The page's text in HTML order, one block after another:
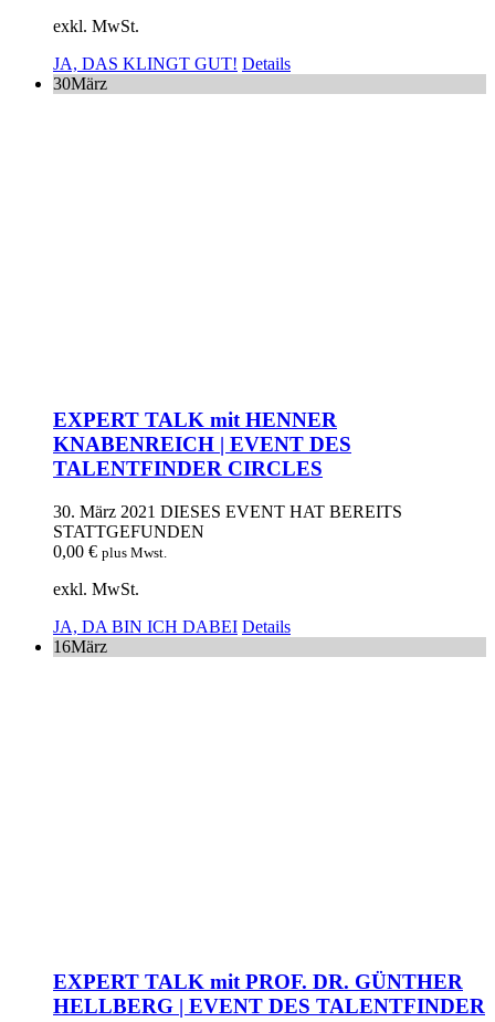
exkl. MwSt.
JA, DAS KLINGT GUT! Details
30März
EXPERT TALK mit HENNER
KNABENREICH | EVENT DES
TALENTFINDER CIRCLES
30. März 2021 DIESES EVENT HAT BEREITS
STATTGEFUNDEN
0,00 € plus Mwst.
exkl. MwSt.
JA, DA BIN ICH DABEI Details
16März
EXPERT TALK mit PROF. DR. GÜNTHER
HELLBERG | EVENT DES TALENTFINDER